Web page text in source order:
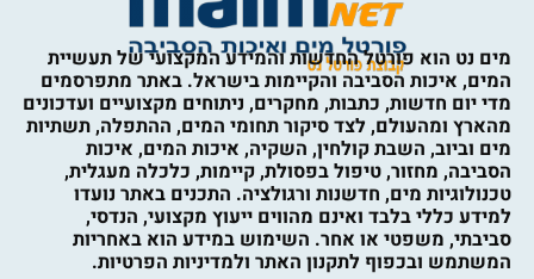
מים נט הוא פורטל החדשות והמידע המקצועי של תעשיית
המים, איכות הסביבה והקיימות בישראל. באתר מתפרסמים
מדי יום חדשות, כתבות, מחקרים, ניתוחים מקצועיים ועדכונים
מהארץ ומהעולם, לצד סיקור תחומי המים, ההתפלה, תשתיות
מים וביוב, השבת קולחין, השקיה, איכות המים, איכות
הסביבה, מחזור, טיפול בפסולת, קיימות, כלכלה מעגלית,
טכנולוגיות מים, חדשנות ורגולציה. התכנים באתר נועדו
למידע כללי בלבד ואינם מהווים ייעוץ מקצועי, הנדסי,
סביבתי, משפטי או אחר. השימוש במידע הוא באחריות
המשתמש ובכפוף לתקנון האתר ולמדיניות הפרטיות.